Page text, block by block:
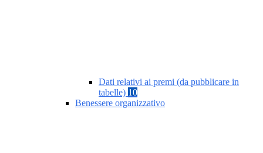
Dati relativi ai premi (da pubblicare in
tabelle) 10
Benessere organizzativo